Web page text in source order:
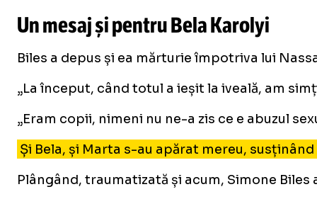
Un mesaj și pentru Bela Karolyi
Biles a depus și ea mărturie împotriva lui
„La început, când totul a ieșit la iveală, am
„Eram copii, nimeni nu ne-a zis ce e abuzul
Și Bela, și Marta s-au apărat mereu,
Plângând, traumatizată și acum, Simone